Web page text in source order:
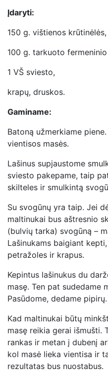
Įdaryti:
150 g. vištienos krūtinėlės,
100 g. tarkuoto
1 VŠ sviesto,
krapų, druskos.
Gaminame:
Batoną užmerkiame
vientisos masės.
Lašinus supjaustome
sviesto pakepame, taip
skilteles ir smulkintą
Su svogūnų yra taip. Jei
maltinukai bus aštresnio
(bulvių tarka) svogūną –
Lašinukams baigiant
petražoles ir krapus.
Kepintus lašinukus du
masę. Ten pat sudedame
Pasūdome, dedame
Kad maltinukai būtų
masę reikia gerai išmušti.
rankas ir metan į dubenį
kol masė lieka vientisa ir
rezultatas bus nuostabus.